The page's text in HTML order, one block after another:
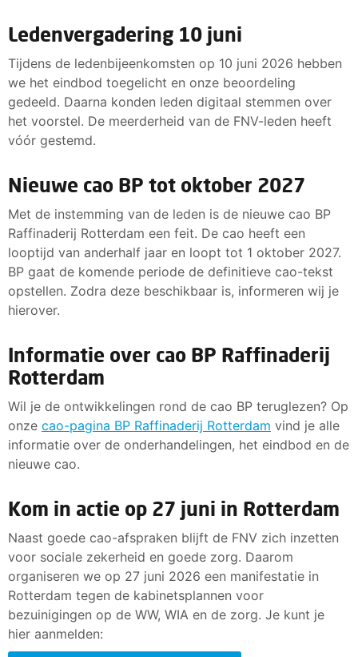
Ledenvergadering 10 juni
Tijdens de ledenbijeenkomsten op 10 juni 2026 hebben
we het eindbod toegelicht en onze beoordeling
gedeeld. Daarna konden leden digitaal stemmen over
het voorstel. De meerderheid van de FNV-leden heeft
vóór gestemd.
Nieuwe cao BP tot oktober 2027
Met de instemming van de leden is de nieuwe cao BP
Raffinaderij Rotterdam een feit. De cao heeft een
looptijd van anderhalf jaar en loopt tot 1 oktober 2027.
BP gaat de komende periode de definitieve cao-tekst
opstellen. Zodra deze beschikbaar is, informeren wij je
hierover.
Informatie over cao BP Raffinaderij
Rotterdam
Wil je de ontwikkelingen rond de cao BP teruglezen? Op
onze cao-pagina BP Raffinaderij Rotterdam vind je alle
informatie over de onderhandelingen, het eindbod en de
nieuwe cao.
Kom in actie op 27 juni in Rotterdam
Naast goede cao-afspraken blijft de FNV zich inzetten
voor sociale zekerheid en goede zorg. Daarom
organiseren we op 27 juni 2026 een manifestatie in
Rotterdam tegen de kabinetsplannen voor
bezuinigingen op de WW, WIA en de zorg. Je kunt je
hier aanmelden: